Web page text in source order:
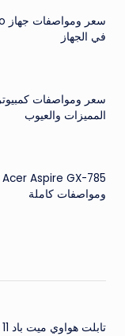
في الجهاز
المميزات والعيوب
ومواصفات كاملة
تابلت هواوي ميت باد 11